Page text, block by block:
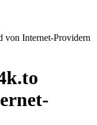
von Internet-Providern